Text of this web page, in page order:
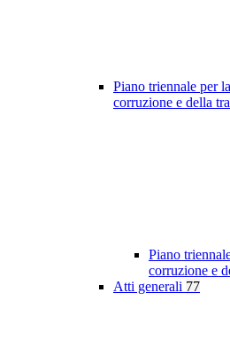
Piano triennale per
corruzione e della
Piano
corruzione e
Atti generali 77